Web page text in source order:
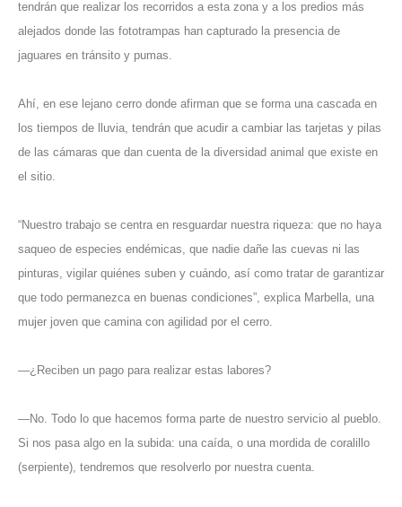
tendrán que realizar los recorridos a esta zona y a los predios más
alejados donde las fototrampas han capturado la presencia de
jaguares en tránsito y pumas.
Ahí, en ese lejano cerro donde afirman que se forma una cascada en
los tiempos de lluvia, tendrán que acudir a cambiar las tarjetas y pilas
de las cámaras que dan cuenta de la diversidad animal que existe en
el sitio.
“Nuestro trabajo se centra en resguardar nuestra riqueza: que no haya
saqueo de especies endémicas, que nadie dañe las cuevas ni las
pinturas, vigilar quiénes suben y cuándo, así como tratar de garantizar
que todo permanezca en buenas condiciones”, explica Marbella, una
mujer joven que camina con agilidad por el cerro.
—¿Reciben un pago para realizar estas labores?
—No. Todo lo que hacemos forma parte de nuestro servicio al pueblo.
Si nos pasa algo en la subida: una caída, o una mordida de coralillo
(serpiente), tendremos que resolverlo por nuestra cuenta.